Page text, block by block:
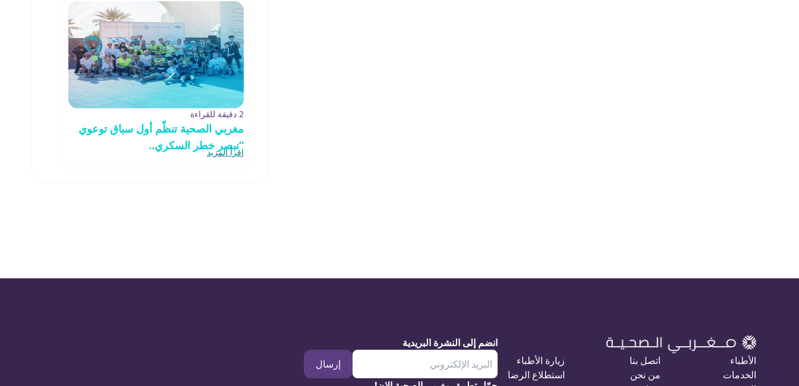
2 دقيقة للقراءة
مغربي الصحية تنظّم أول سباق توعوي
“نبصر خطر السكري..
اقرأ المزيد
الأطباء
الخدمات
اتصل بنا
من نحن
زيارة الأطباء
استطلاع الرضا
انضم إلى النشرة البريدية
إرسال